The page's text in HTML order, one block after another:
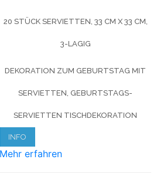
20 STÜCK SERVIETTEN, 33 CM X 33 CM,
3-LAGIG
DEKORATION ZUM GEBURTSTAG MIT
SERVIETTEN, GEBURTSTAGS-
SERVIETTEN TISCHDEKORATION
INFO
Mehr erfahren